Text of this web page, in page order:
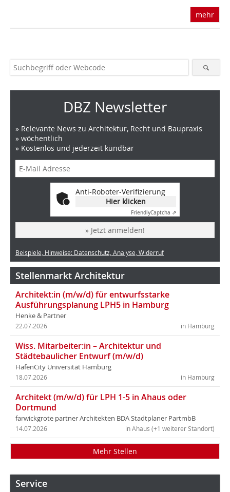
mehr
DBZ Newsletter
» Relevante News zu Architektur, Recht und Baupraxis
» wöchentlich
» Kostenlos und jederzeit kündbar
Anti-Roboter-Verifizierung
Hier klicken
FriendlyCaptcha ⇗
» Jetzt anmelden!
Beispiele, Hinweise: Datenschutz, Analyse, Widerruf
Stellenmarkt Architektur
Architekt:in (m/w/d) für entwurfsstarke
Ausführungsplanung LPH5 in Hamburg
Henke & Partner
in Hamburg
22.07.2026
Wiss. Mitarbeiter:in – Architektur und
Städtebaulicher Entwurf (m/w/d)
HafenCity Universität Hamburg
in Hamburg
18.07.2026
Architekt (m/w/d) für LPH 1-5 in Ahaus oder
Dortmund
farwickgrote partner Architekten BDA Stadtplaner PartmbB
in Ahaus (+1 weiterer Standort)
14.07.2026
Mehr Stellen
Service